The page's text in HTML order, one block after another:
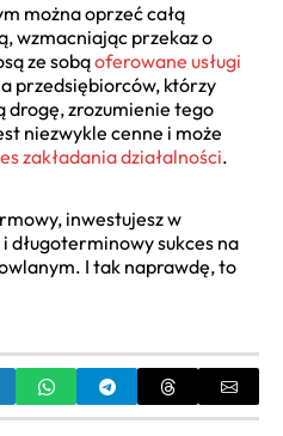
można oprzeć całą
wzmacniając przekaz o
ze sobąoferowane usługi
przedsiębiorców, którzy
drogę, zrozumienie tego
niezwykle cenne i może
zakładania działalności.
inwestujesz w
długoterminowy sukces na
I tak naprawdę, to